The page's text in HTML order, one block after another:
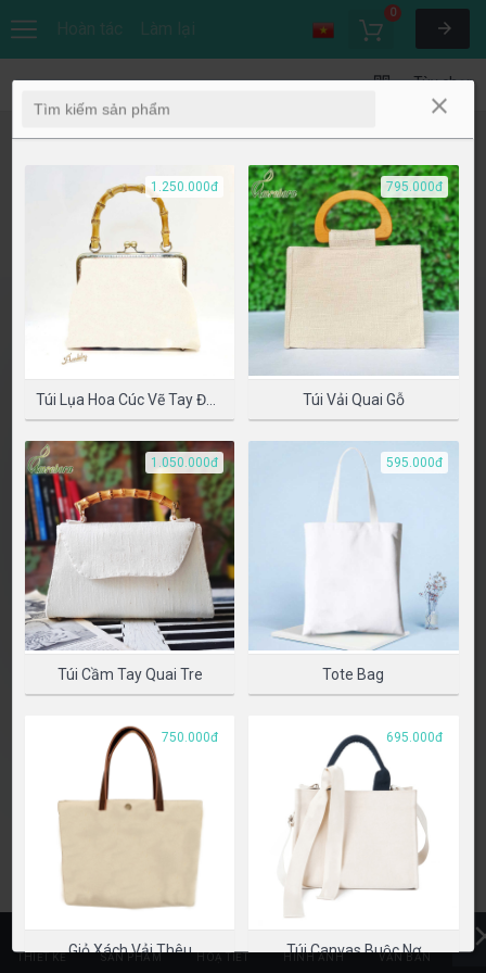
0
THIẾT KẾ SẢN PHẨM HOẠ TIẾT HÌNH ẢNH VĂN BẢN
Tùy chọn
CHỌN SẢN PHẨM
Túi Lụa Hoa Cúc Vẽ Tay Độc Bản
1.250.000đ
Túi Vải Quai Gỗ
795.000đ
Túi Cầm Tay Quai Tre
1.050.000đ
Tote Bag
595.000đ
Giỏ Xách Vải Thêu
750.000đ
Túi Canvas Buộc Nơ
695.000đ